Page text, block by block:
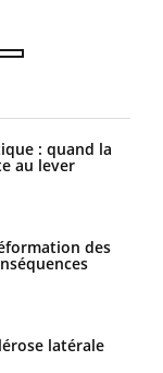
: quand la
au lever
des
latérale